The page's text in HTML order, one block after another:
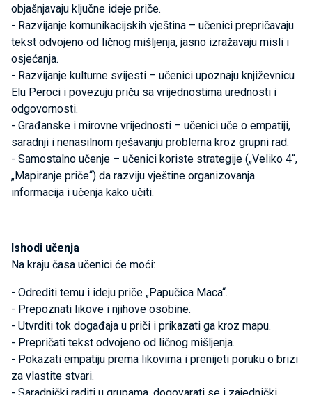
objašnjavaju ključne ideje priče.
- Razvijanje komunikacijskih vještina – učenici prepričavaju
tekst odvojeno od ličnog mišljenja, jasno izražavaju misli i
osjećanja.
- Razvijanje kulturne svijesti – učenici upoznaju književnicu
Elu Peroci i povezuju priču sa vrijednostima urednosti i
odgovornosti.
- Građanske i mirovne vrijednosti – učenici uče o empatiji,
saradnji i nenasilnom rješavanju problema kroz grupni rad.
- Samostalno učenje – učenici koriste strategije („Veliko 4“,
„Mapiranje priče“) da razviju vještine organizovanja
informacija i učenja kako učiti.
Ishodi učenja
Na kraju časa učenici će moći:
- Odrediti temu i ideju priče „Papučica Maca“.
- Prepoznati likove i njihove osobine.
- Utvrditi tok događaja u priči i prikazati ga kroz mapu.
- Prepričati tekst odvojeno od ličnog mišljenja.
- Pokazati empatiju prema likovima i prenijeti poruku o brizi
za vlastite stvari.